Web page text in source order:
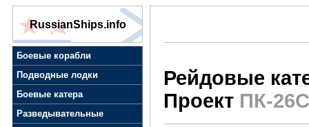
RussianShips.info
Боевые корабли
Подводные лодки
Боевые катера
Разведывательные
Рейдовые
Проект ПК-26С